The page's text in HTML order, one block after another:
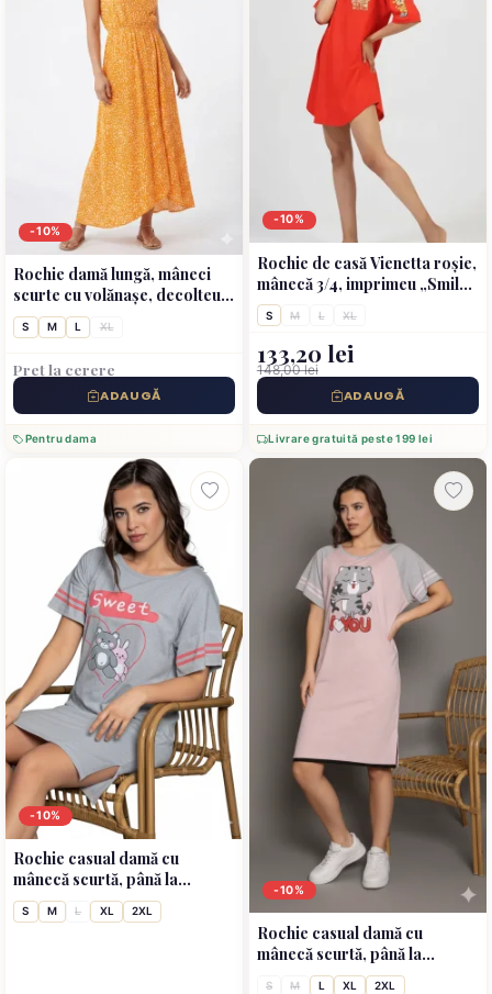
-10%
Rochie damă lungă, mâneci
scurte cu volănașe, decolteu
în V- portocaliu
S M L XL
Preț la cerere
ADAUGĂ
Pentru dama
-10%
Rochie de casă Vienetta roșie,
mânecă 3/4, imprimeu „Smile
to the world”
S M L XL
133,20 lei
148,00 lei
ADAUGĂ
Livrare gratuită peste 199 lei
-10%
Rochie casual damă cu
mânecă scurtă, până la
genunchi, imprimeu Sweet,
gri
S M L XL 2XL
-10%
Rochie casual damă cu
mânecă scurtă, până la
genunchi, imprimeu I Love
S M L XL 2XL